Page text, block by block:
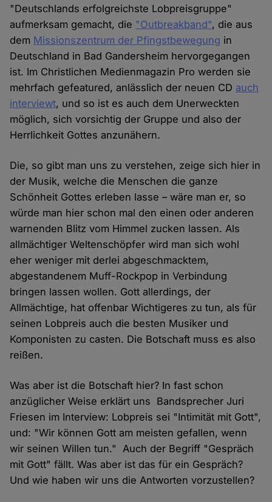
"Deutschlands erfolgreichste Lobpreisgruppe"
aufmerksam gemacht, die "Outbreakband", die aus
dem Missionszentrum der Pfingstbewegung in
Deutschland in Bad Gandersheim hervorgegangen
ist. Im Christlichen Medienmagazin Pro werden sie
mehrfach gefeatured, anlässlich der neuen CD auch
interviewt, und so ist es auch dem Unerweckten
möglich, sich vorsichtig der Gruppe und also der
Herrlichkeit Gottes anzunähern.
Die, so gibt man uns zu verstehen, zeige sich hier in
der Musik, welche die Menschen die ganze
Schönheit Gottes erleben lasse – wäre man er, so
würde man hier schon mal den einen oder anderen
warnenden Blitz vom Himmel zucken lassen. Als
allmächtiger Weltenschöpfer wird man sich wohl
eher weniger mit derlei abgeschmacktem,
abgestandenem Muff-Rockpop in Verbindung
bringen lassen wollen. Gott allerdings, der
Allmächtige, hat offenbar Wichtigeres zu tun, als für
seinen Lobpreis auch die besten Musiker und
Komponisten zu casten. Die Botschaft muss es also
reißen.
Was aber ist die Botschaft hier? In fast schon
anzüglicher Weise erklärt uns Bandsprecher Juri
Friesen im Interview: Lobpreis sei "Intimität mit Gott",
und: "Wir können Gott am meisten gefallen, wenn
wir seinen Willen tun." Auch der Begriff "Gespräch
mit Gott" fällt. Was aber ist das für ein Gespräch?
Und wie haben wir uns die Antworten vorzustellen?